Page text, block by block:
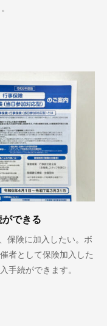
できる
保険に加入したい。ボ
者として保険加入した
手続ができます。